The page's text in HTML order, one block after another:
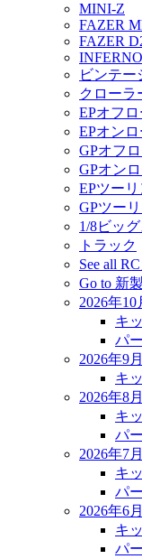
MINI-Z
FAZER
FAZER
INFERNO
ビンテー
クローラ
EPオフロ
EPオンロ
GPオフ
GPオン
EPツー
GPツー
1/8ビッ
トラック
See all
Go to 新
2026年10
キ
パ
2026年9
キ
2026年8
キ
パ
2026年7
キ
パ
2026年6
キ
パ